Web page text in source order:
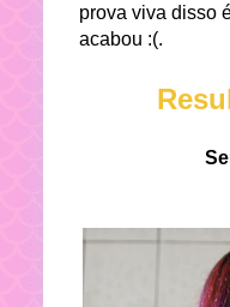
prova viva disso
acabou :(.